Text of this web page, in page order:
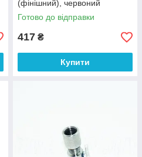
(фінішний), червоний
арт.10448
Готово до відправки
417 ₴
Купити